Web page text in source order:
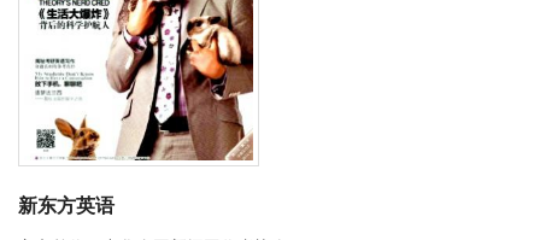
新东方英语